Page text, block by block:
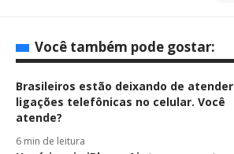
Você também pode gostar:
Brasileiros estão deixando de atender
ligações telefônicas no celular. Você
atende?
6 min de leitura